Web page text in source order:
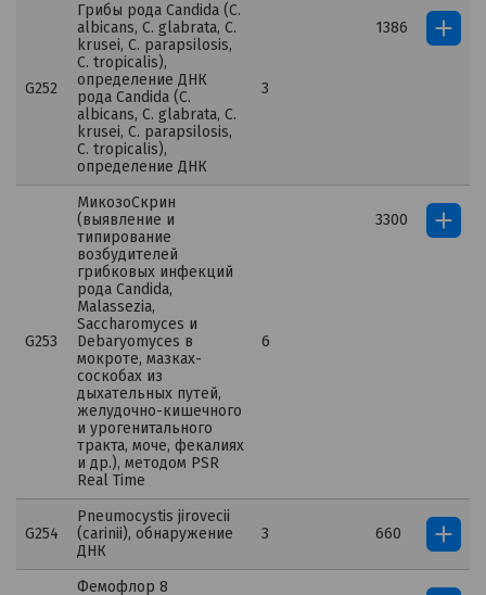
G252
Грибы рода Candida (C.
albicans, C. glabrata, C.
krusei, C. parapsilosis,
C. tropicalis),
определение ДНК
рода Candida (C.
albicans, C. glabrata, C.
krusei, C. parapsilosis,
C. tropicalis),
определение ДНК
3
1386
G253
МикозоСкрин
(выявление и
типирование
возбудителей
грибковых инфекций
рода Candida,
Malassezia,
Saccharomyces и
Debaryomyces в
мокроте, мазках-
соскобах из
дыхательных путей,
желудочно-кишечного
и урогенитального
тракта, моче, фекалиях
и др.), методом PSR
Real Time
6
3300
G254
Pneumocystis jirovecii
(carinii), обнаружение
ДНК
3 660
Фемофлор 8